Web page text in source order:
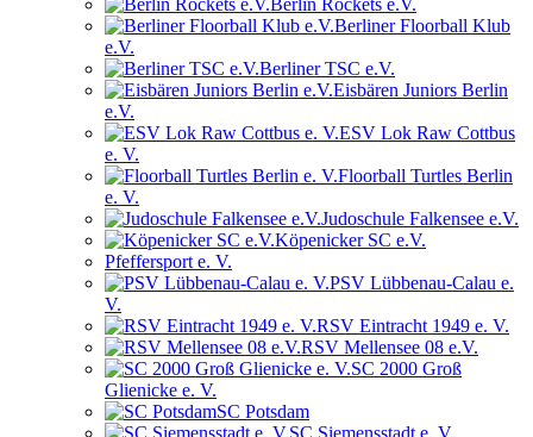
Berlin Rockets e.V.
Berliner Floorball Klub
e.V.
Berliner TSC e.V.
Eisbären Juniors Berlin
e.V.
ESV Lok Raw Cottbus
e. V.
Floorball Turtles Berlin
e. V.
Judoschule Falkensee e.V.
Köpenicker SC e.V.
Pfeffersport e. V.
PSV Lübbenau-Calau e.
V.
RSV Eintracht 1949 e. V.
RSV Mellensee 08 e.V.
SC 2000 Groß
Glienicke e. V.
SC Potsdam
SC Siemensstadt e. V.